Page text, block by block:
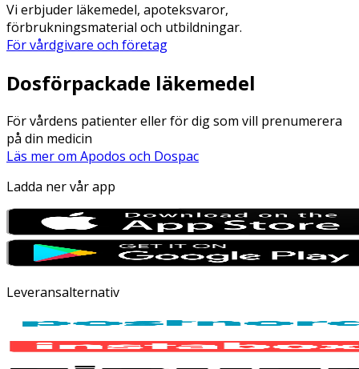
Vi erbjuder läkemedel, apoteksvaror,
förbrukningsmaterial och utbildningar.
För vårdgivare och företag
Dosförpackade läkemedel
För vårdens patienter eller för dig som vill prenumerera
på din medicin
Läs mer om Apodos och Dospac
Ladda ner vår app
Leveransalternativ